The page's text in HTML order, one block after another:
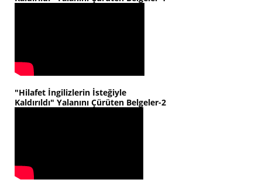
"Hilafet İngilizlerin İsteğiyle
Kaldırıldı" Yalanını Çürüten Belgeler-2